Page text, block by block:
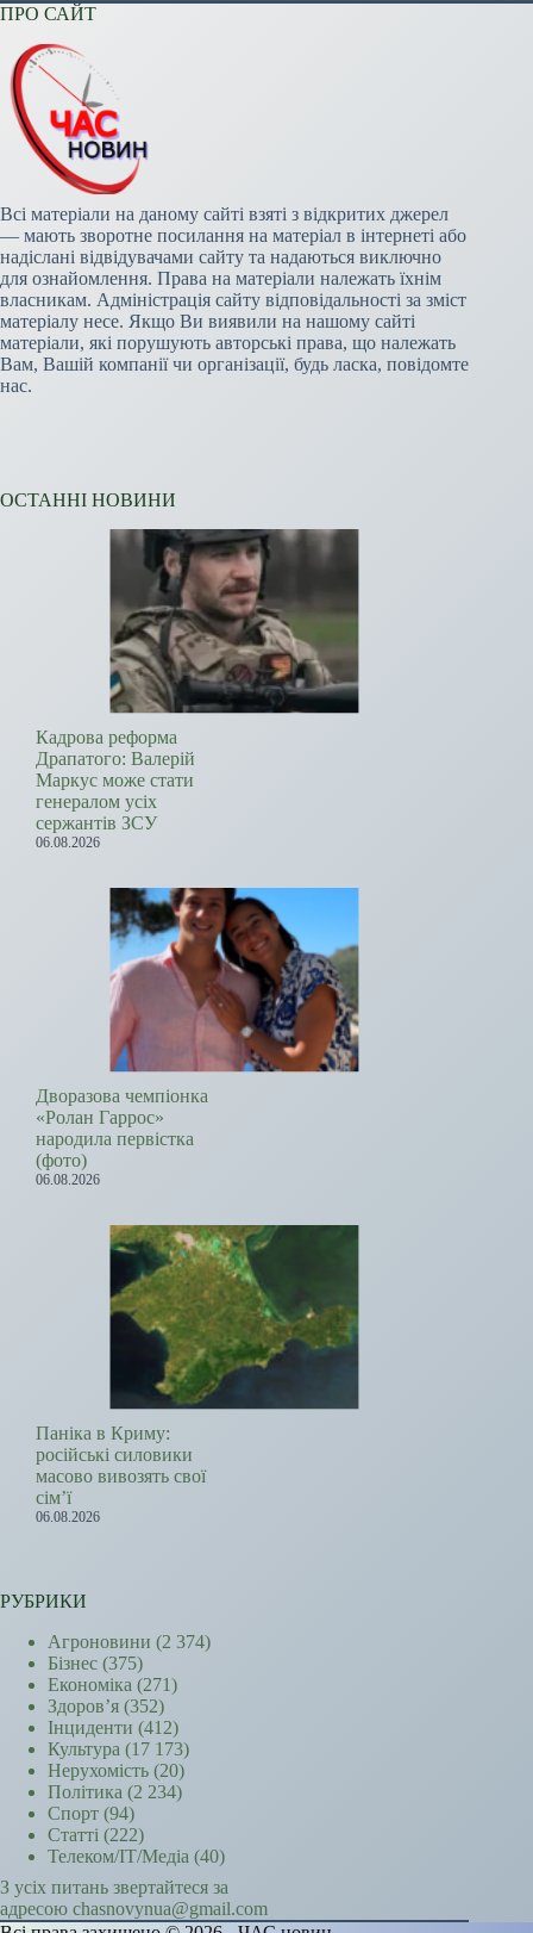
ПРО САЙТ
Всі матеріали на даному сайті взяті з відкритих джерел
— мають зворотне посилання на матеріал в інтернеті або
надіслані відвідувачами сайту та надаються виключно
для ознайомлення. Права на матеріали належать їхнім
власникам. Адміністрація сайту відповідальності за зміст
матеріалу несе. Якщо Ви виявили на нашому сайті
матеріали, які порушують авторські права, що належать
Вам, Вашій компанії чи організації, будь ласка, повідомте
нас.
ОСТАННІ НОВИНИ
Кадрова реформа
Драпатого: Валерій
Маркус може стати
генералом усіх
сержантів ЗСУ
06.08.2026
Дворазова чемпіонка
«Ролан Гаррос»
народила первістка
(фото)
06.08.2026
Паніка в Криму:
російські силовики
масово вивозять свої
сім’ї
06.08.2026
РУБРИКИ
Агроновини (2 374)
Бізнес (375)
Економіка (271)
Здоров’я (352)
Інциденти (412)
Культура (17 173)
Нерухомість (20)
Політика (2 234)
Спорт (94)
Статті (222)
Телеком/ІТ/Медіа (40)
З усіх питань звертайтеся за
адресою chasnovynua@gmail.com